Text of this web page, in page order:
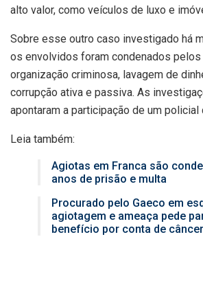
alto valor, como veículos de luxo e
Sobre esse outro caso investigado há
os envolvidos foram condenados
organização criminosa, lavagem de
corrupção ativa e passiva. As
apontaram a participação de um policial
Leia também:
Agiotas em Franca são
anos de prisão e multa
Procurado pelo Gaeco em
agiotagem e ameaça pede
benefício por conta de câncer